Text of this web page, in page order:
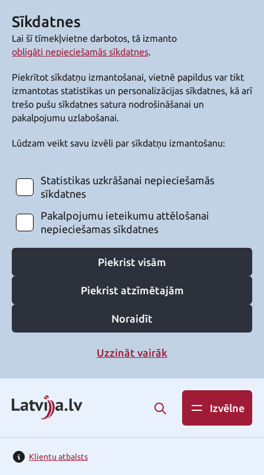
Sīkdatnes
Lai šī tīmekļvietne darbotos, tā izmanto
obligāti nepieciešamās sīkdatnes.
Piekrītot sīkdatņu izmantošanai, vietnē papildus var tikt
izmantotas statistikas un personalizācijas sīkdatnes, kā arī
trešo pušu sīkdatnes satura nodrošināšanai un
pakalpojumu uzlabošanai.
Lūdzam veikt savu izvēli par sīkdatņu izmantošanu:
Statistikas uzkrāšanai nepieciešamās
sīkdatnes
Pakalpojumu ieteikumu attēlošanai
nepieciešamas sīkdatnes
Piekrist visām
Piekrist atzīmētajām
Noraidīt
Uzzināt vairāk
Izvēlne
Klientu atbalsts